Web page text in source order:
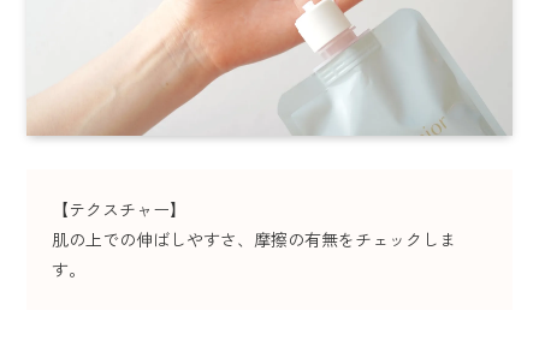
【テクスチャー】
肌の上での伸ばしやすさ、摩擦の有無をチェックしま
す。